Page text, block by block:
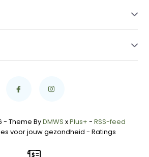
- Theme ByDMWS xPlus+ - RSS-feed
voor jouw gezondheid - Ratings